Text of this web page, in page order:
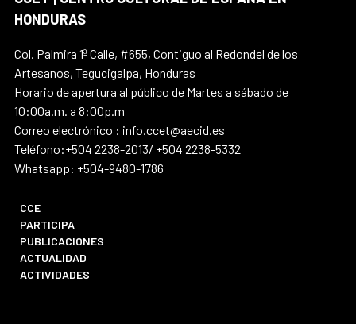
HONDURAS
Col. Palmira 1ª Calle, #655, Contiguo al Redondel de los
Artesanos, Tegucigalpa, Honduras
Horario de apertura al público de Martes a sábado de
10:00a.m. a 8:00p.m
Correo electrónico : info.ccet@aecid.es
Teléfono:+504 2238-2013/ +504 2238-5332
Whatsapp: +504-9480-1786
CCE
PARTICIPA
PUBLICACIONES
ACTUALIDAD
ACTIVIDADES